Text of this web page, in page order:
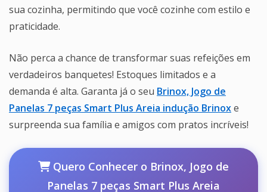
sua cozinha, permitindo que você cozinhe com estilo e
praticidade.
Não perca a chance de transformar suas refeições em
verdadeiros banquetes! Estoques limitados e a
demanda é alta. Garanta já o seu Brinox, Jogo de
Panelas 7 peças Smart Plus Areia indução Brinoxe
surpreenda sua família e amigos com pratos incríveis!
Quero Conhecer o Brinox, Jogo de
Panelas 7 peças Smart Plus Areia